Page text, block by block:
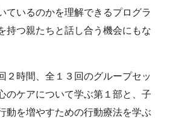
ているのかを理解できるプログラ
持つ親たちと話し合う機会にもな
２時間、全１３回のグループセッ
のケアについて学ぶ第１部と、子
動を増やすための行動療法を学ぶ